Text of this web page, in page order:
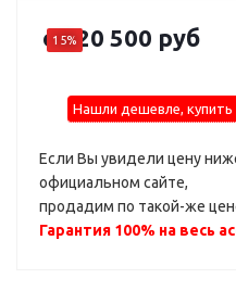
15%
от20 500 руб
Нашли дешевле,
Если Вы увидели цену
официальном сайте,
продадим по такой-же
Гарантия 100% на весь